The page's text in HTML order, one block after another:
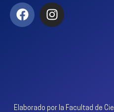
Elaborado por la Facultad de